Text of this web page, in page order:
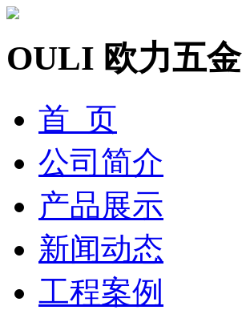
OULI 欧力五金
首 页
公司简介
产品展示
新闻动态
工程案例